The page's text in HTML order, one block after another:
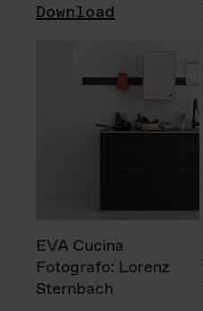
Download
EVA Cucina
Fotografo: Lorenz
Sternbach